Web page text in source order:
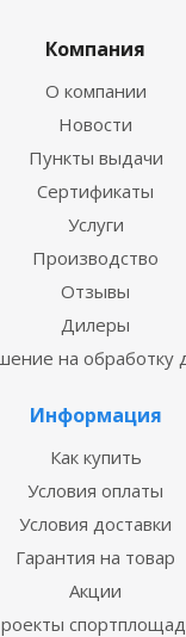
Компания
О компании
Новости
Пункты выдачи
Сертификаты
Услуги
Производство
Отзывы
Дилеры
на обработку
Информация
Как купить
Условия оплаты
Условия доставки
Гарантия на товар
Акции